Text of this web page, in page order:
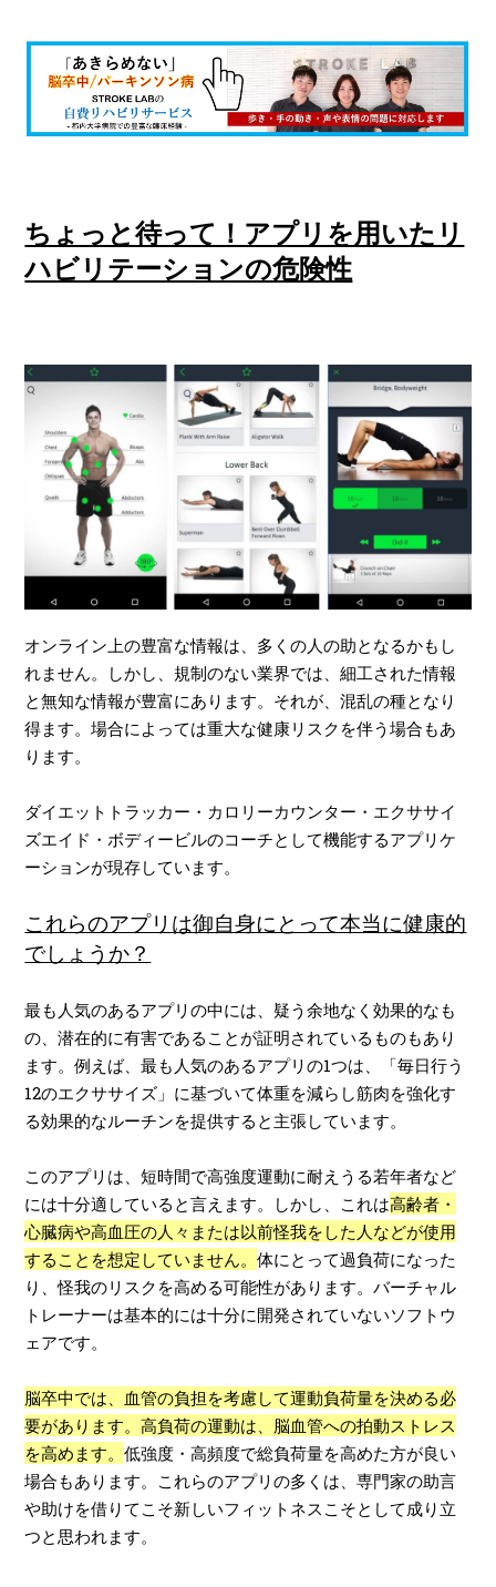
ちょっと待って！アプリを用いたリ
ハビリテーションの危険性
オンライン上の豊富な情報は、多くの人の助となるかもし
れません。しかし、規制のない業界では、細工された情報
と無知な情報が豊富にあります。それが、混乱の種となり
得ます。場合によっては重大な健康リスクを伴う場合もあ
ります。
ダイエットトラッカー・カロリーカウンター・エクササイ
ズエイド・ボディービルのコーチとして機能するアプリケ
ーションが現存しています。
これらのアプリは御自身にとって本当に健康的
でしょうか？
最も人気のあるアプリの中には、疑う余地なく効果的なも
の、潜在的に有害であることが証明されているものもあり
ます。例えば、最も人気のあるアプリの1つは、「毎日行う
12のエクササイズ」に基づいて体重を減らし筋肉を強化す
る効果的なルーチンを提供すると主張しています。
このアプリは、短時間で高強度運動に耐えうる若年者など
には十分適していると言えます。しかし、これは高齢者・
心臓病や高血圧の人々または以前怪我をした人などが使用
することを想定していません。体にとって過負荷になった
り、怪我のリスクを高める可能性があります。バーチャル
トレーナーは基本的には十分に開発されていないソフトウ
ェアです。
脳卒中では、血管の負担を考慮して運動負荷量を決める必
要があります。高負荷の運動は、脳血管への拍動ストレス
を高めます。低強度・高頻度で総負荷量を高めた方が良い
場合もあります。これらのアプリの多くは、専門家の助言
や助けを借りてこそ新しいフィットネスこそとして成り立
つと思われます。